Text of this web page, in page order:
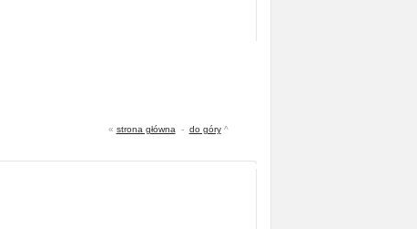
« strona główna - do góry^